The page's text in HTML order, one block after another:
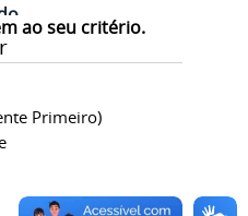
ao seu critério.
Primeiro)